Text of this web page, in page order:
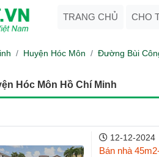
TRANG CHỦ CHO
Huyện Hóc Môn Đường Bùi
Hóc Môn Hồ Chí Minh
12-12-2024
Bán nhà